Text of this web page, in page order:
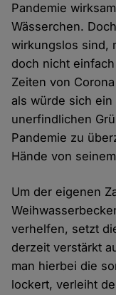
Pandemie
Wässerchen.
wirkungslos sind,
doch nicht
Zeiten von
als würde sich ein
unerfindlichen
Pandemie zu
Hände von
Um der eigenen
verhelfen, setzt
derzeit verstärkt
man hierbei die
lockert, verleiht